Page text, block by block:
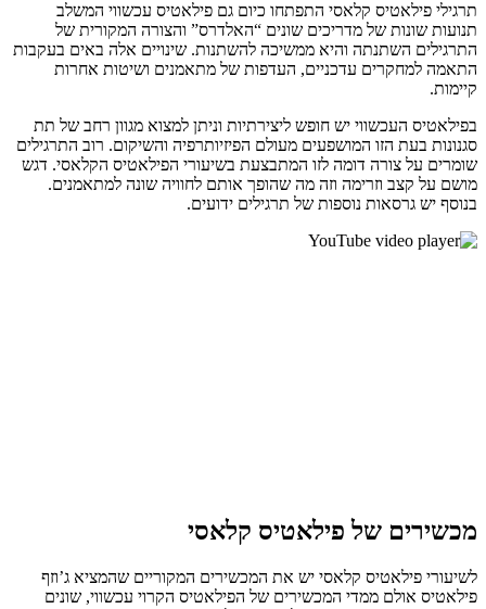
תרגילי פילאטיס קלאסי התפתחו כיום גם פילאטיס עכשווי המשלב
תנועות שונות של מדריכים שונים “האלדרס” והצורה המקורית של
התרגילים השתנתה והיא ממשיכה להשתנות. שינויים אלה באים בעקבות
התאמה למחקרים עדכניים, העדפות של מתאמנים ושיטות אחרות
קיימות.
בפילאטיס העכשווי יש חופש ליצירתיות וניתן למצוא מגוון רחב של תת
סגנונות בעת הזו המושפעים מעולם הפיזיותרפיה והשיקום. רוב התרגילים
שומרים על צורה דומה לזו המתבצעת בשיעורי הפילאטיס הקלאסי. דגש
מושם על קצב וזרימה וזה מה שהופך אותם לחוויה שונה למתאמנים.
בנוסף יש גרסאות נוספות של תרגילים ידועים.
מכשירים של פילאטיס קלאסי
לשיעורי פילאטיס קלאסי יש את המכשירים המקוריים שהמציא ג’וזף
פילאטיס אולם ממדי המכשירים של הפילאטיס הקרוי עכשווי, שונים